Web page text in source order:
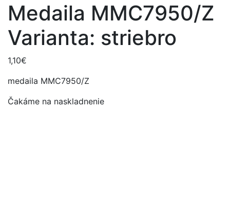
Medaila MMC7950/Z
Varianta: striebro
1,10€
medaila MMC7950/Z
Čakáme na naskladnenie